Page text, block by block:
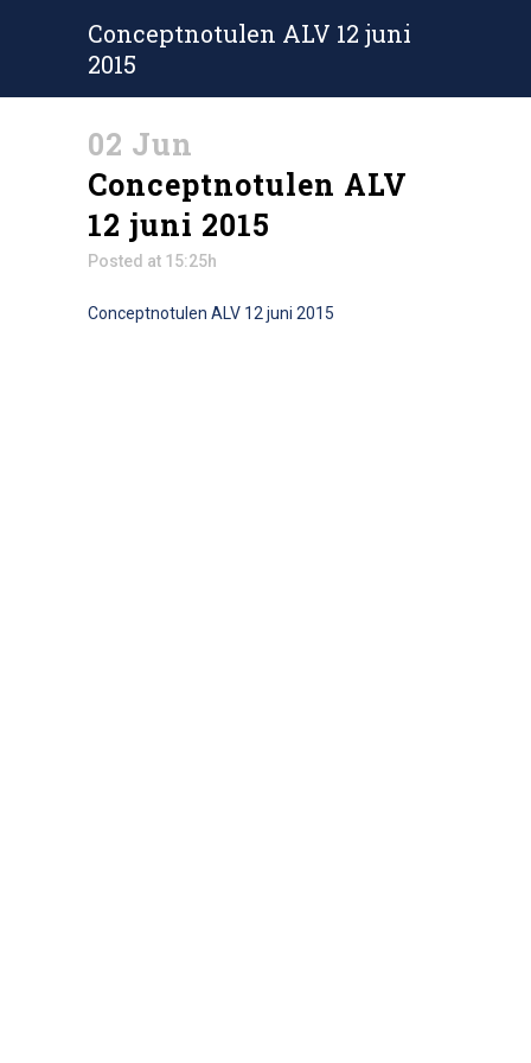
Conceptnotulen ALV 12 juni
2015
02 Jun
Conceptnotulen ALV
12 juni 2015
Posted at 15:25h
Conceptnotulen ALV 12 juni 2015